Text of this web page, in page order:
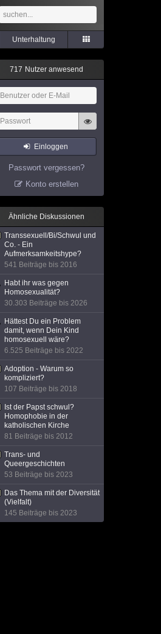
Unterhaltung
717 Nutzer anwesend
Einloggen
Passwort vergessen?
Konto erstellen
Ähnliche Diskussionen
Transsexuell/Bi/Schwul und
Co. - Ein
Aufmerksamkeitshype?
541 Beiträge bis 2016
Habt ihr was gegen
Homosexualität?
30.303 Beiträge bis 2026
Hättest Du ein Problem
damit, wenn Dein Kind
homosexuell wäre?
6.525 Beiträge bis 2022
Adoption - Warum so
kompliziert?
107 Beiträge bis 2018
Ist der Papst schwul?
Homophobie in der
katholischen Kirche
81 Beiträge bis 2012
Trans- und
Queergeschichten
53 Beiträge bis 2023
Das Thema mit der Diversität
(Vielfalt)
145 Beiträge bis 2023